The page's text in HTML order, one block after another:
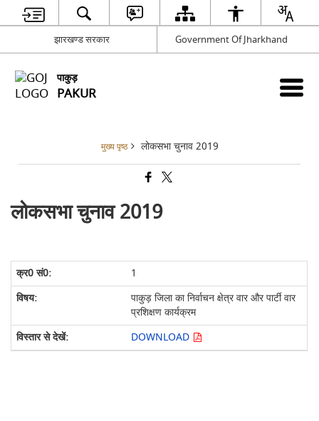
झारखण्ड सरकार Government Of Jharkhand
पाकुड़
PAKUR
मुख्य पृष्ठ लोकसभा चुनाव 2019
लोकसभा चुनाव 2019
1
पाकुड़ जिला का निर्वाचन क्षेत्र वार और पार्टी वार
प्रशिक्षण कार्यक्रम
DOWNLOAD